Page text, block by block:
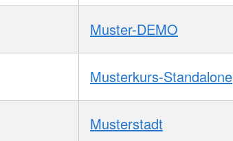
Muster-DEMO
Musterkurs-Standalone
Musterstadt